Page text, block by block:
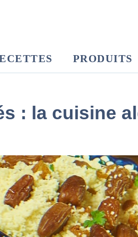
PRODUITS
: la cuisine